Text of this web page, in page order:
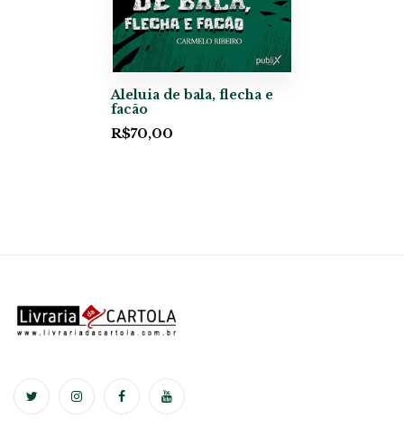
Aleluia de bala, flecha e
facão
R$70,00